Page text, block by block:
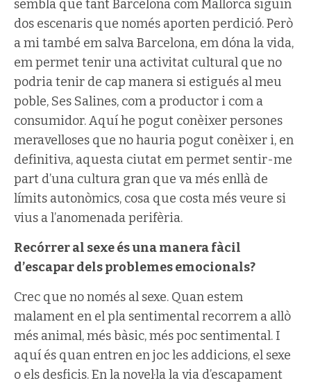
sembla que tant Barcelona com Mallorca siguin
dos escenaris que només aporten perdició. Però
a mi també em salva Barcelona, em dóna la vida,
em permet tenir una activitat cultural que no
podria tenir de cap manera si estigués al meu
poble, Ses Salines, com a productor i com a
consumidor. Aquí he pogut conèixer persones
meravelloses que no hauria pogut conèixer i, en
definitiva, aquesta ciutat em permet sentir-me
part d’una cultura gran que va més enllà de
límits autonòmics, cosa que costa més veure si
vius a l’anomenada perifèria.
Recórrer al sexe és una manera fàcil
d’escapar dels problemes emocionals?
Crec que no només al sexe. Quan estem
malament en el pla sentimental recorrem a allò
més animal, més bàsic, més poc sentimental. I
aquí és quan entren en joc les addicions, el sexe
o els desficis. En la novel·la la via d’escapament